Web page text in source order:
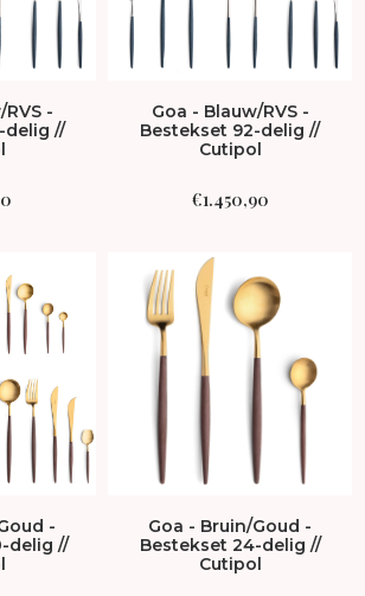
-
delig //
Goa - Blauw/RVS -
Bestekset 92-delig //
Cutipol
€1.450,90
-
delig //
Goa - Bruin/Goud -
Bestekset 24-delig //
Cutipol